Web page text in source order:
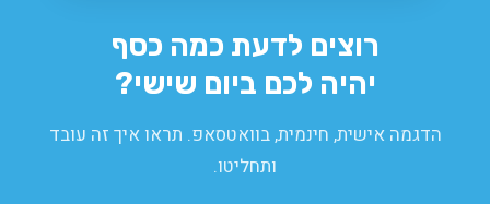
רוצים לדעת כמה כסף
יהיה לכם ביום שישי?
הדגמה אישית, חינמית, בוואטסאפ. תראו איך זה עובד
ותחליטו.